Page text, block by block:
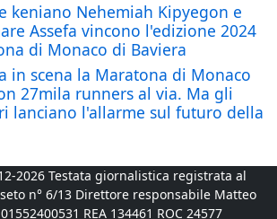
keniano Nehemiah Kipyegon e
Assefa vincono l'edizione 2024
di Monaco di Baviera
in scena la Maratona di Monaco
27mila runners al via. Ma gli
lanciano l'allarme sul futuro della
2026 Testata giornalistica registrata al
n° 6/13 Direttore responsabile Matteo
REA 134461 ROC 24577